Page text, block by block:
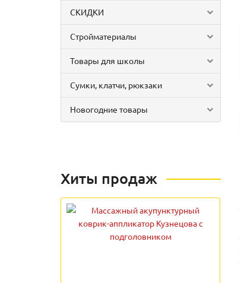
СКИДКИ
Стройматериалы
Товары для школы
Сумки, клатчи, рюкзаки
Новогодние товары
Хиты продаж